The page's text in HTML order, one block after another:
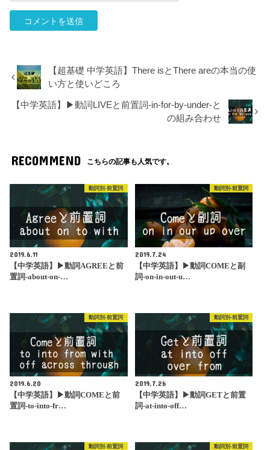
【超基礎 中学英語】There isとThere areの本当の使
い方と使いどころ
【中学英語】▶︎動詞LIVEと前置詞-in-for-by-under-と
の組み合わせ
RECOMMEND こちらの記事も人気です。
動詞別-前置詞
2019.6.11
【中学英語】▶︎動詞AGREEと前
置詞-about-on-…
動詞別-前置詞
2019.7.24
【中学英語】▶︎動詞COMEと副
詞-on-in-out-u…
動詞別-前置詞
2019.6.20
【中学英語】▶︎動詞COMEと前
置詞-to-into-fr…
動詞別-前置詞
2019.7.26
【中学英語】▶︎動詞GETと前置
詞-at-into-off…
動詞別-前置詞 動詞別-前置詞